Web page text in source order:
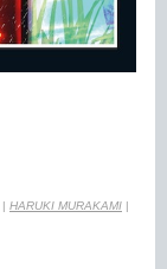
| HARUKI MURAKAMI |